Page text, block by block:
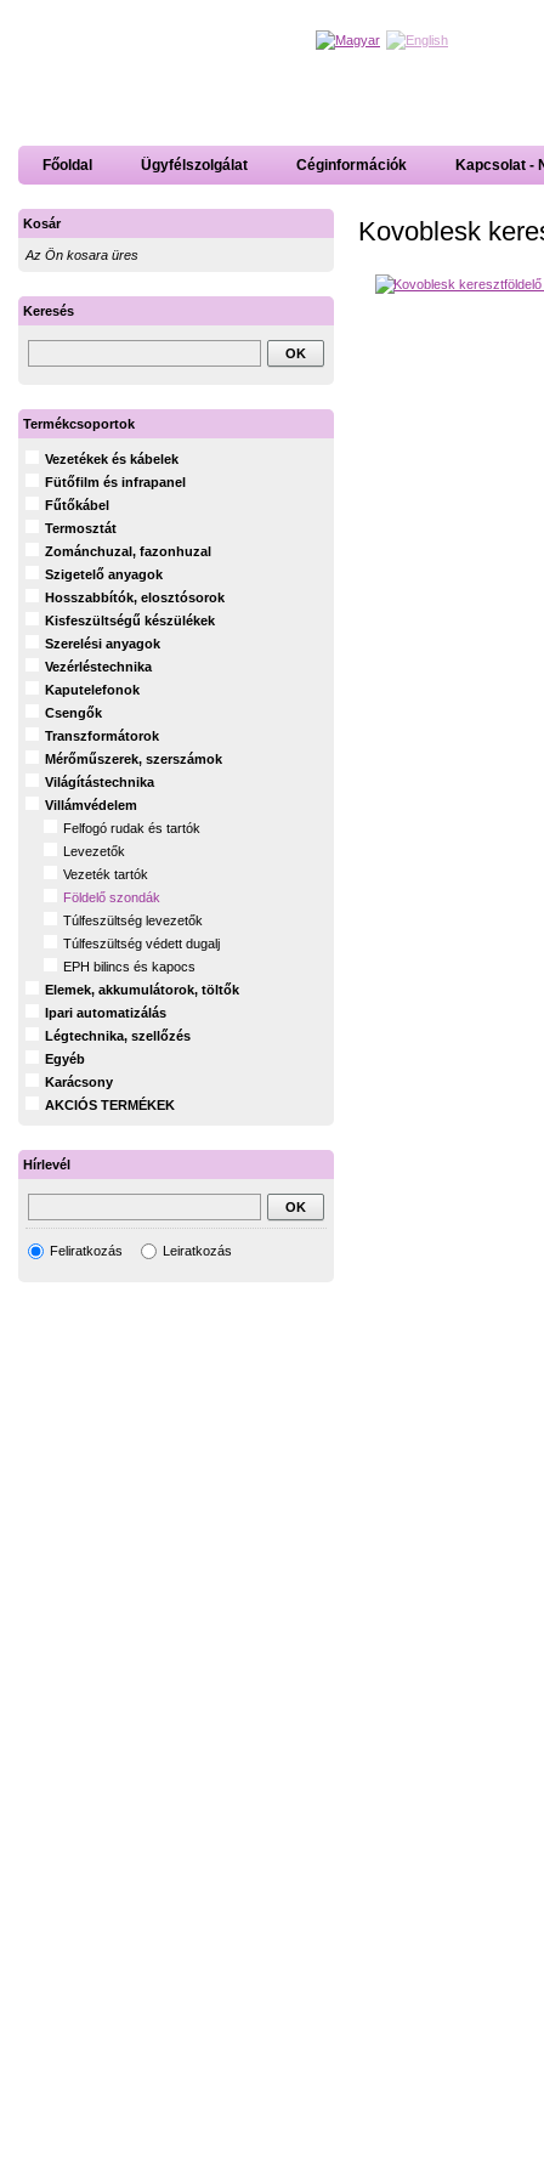
Főoldal Ügyfélszolgálat Céginformációk Kapcsolat -
Kovoblesk
Kosár
Az Ön kosara üres
Keresés
Termékcsoportok
Vezetékek és kábelek
Fütőfilm és infrapanel
Fűtőkábel
Termosztát
Zománchuzal, fazonhuzal
Szigetelő anyagok
Hosszabbítók, elosztósorok
Kisfeszültségű készülékek
Szerelési anyagok
Vezérléstechnika
Kaputelefonok
Csengők
Transzformátorok
Mérőműszerek, szerszámok
Világítástechnika
Villámvédelem
Felfogó rudak és tartók
Levezetők
Vezeték tartók
Földelő szondák
Túlfeszültség levezetők
Túlfeszültség védett dugalj
EPH bilincs és kapocs
Elemek, akkumulátorok, töltők
Ipari automatizálás
Légtechnika, szellőzés
Egyéb
Karácsony
AKCIÓS TERMÉKEK
Hírlevél
Feliratkozás Leiratkozás